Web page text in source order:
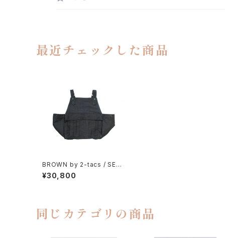
最近チェックした商品
BROWN by 2-tacs / SEED
IT
¥30,800
同じカテゴリの商品